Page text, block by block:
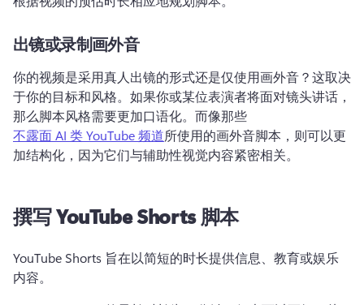
出镜或录制画外音
你的视频是采用真人出镜的形式还是仅使用画外音？这取决
于你的目标和风格。 如果你或某位表演者将面对镜头讲话，
那么脚本风格需要更加口语化。 而像那些
不露面 AI 类 YouTube 频道所使用的画外音脚本，则可以更
加结构化，因为它们与辅助性视觉内容紧密相关。
撰写 YouTube Shorts 脚本
YouTube Shorts 旨在以简短的时长提供信息、教育或娱乐
内容。